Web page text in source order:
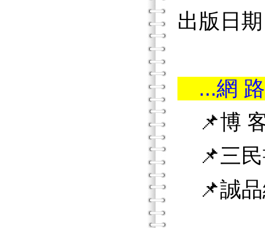
出版日
...網
📌博
📌三民
📌誠品